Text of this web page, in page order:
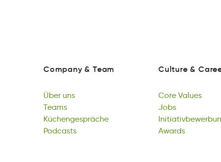
Company & Team
Über
Über
uns
uns
emTas
Teams
Küchengespräche
hehcpgnreäsKeüc
Küchengespräche
Podcasts
tdsaPsoc
Podcasts
Culture &
Core
Core
Values
Values
Jbso
Jobs
Awards
arwdsA
Awards